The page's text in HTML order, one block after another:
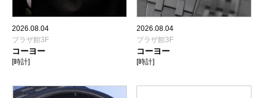
2026.08.04
プラザ館3F
コーヨー
[時計]
2026.08.04
プラザ館3F
コーヨー
[時計]